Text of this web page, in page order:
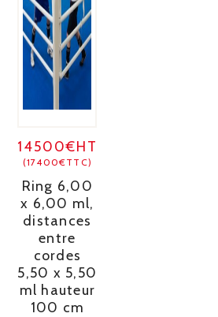
14500€HT
(17400€TTC)
Ring 6,00
x 6,00 ml,
distances
entre
cordes
5,50 x 5,50
ml hauteur
100 cm